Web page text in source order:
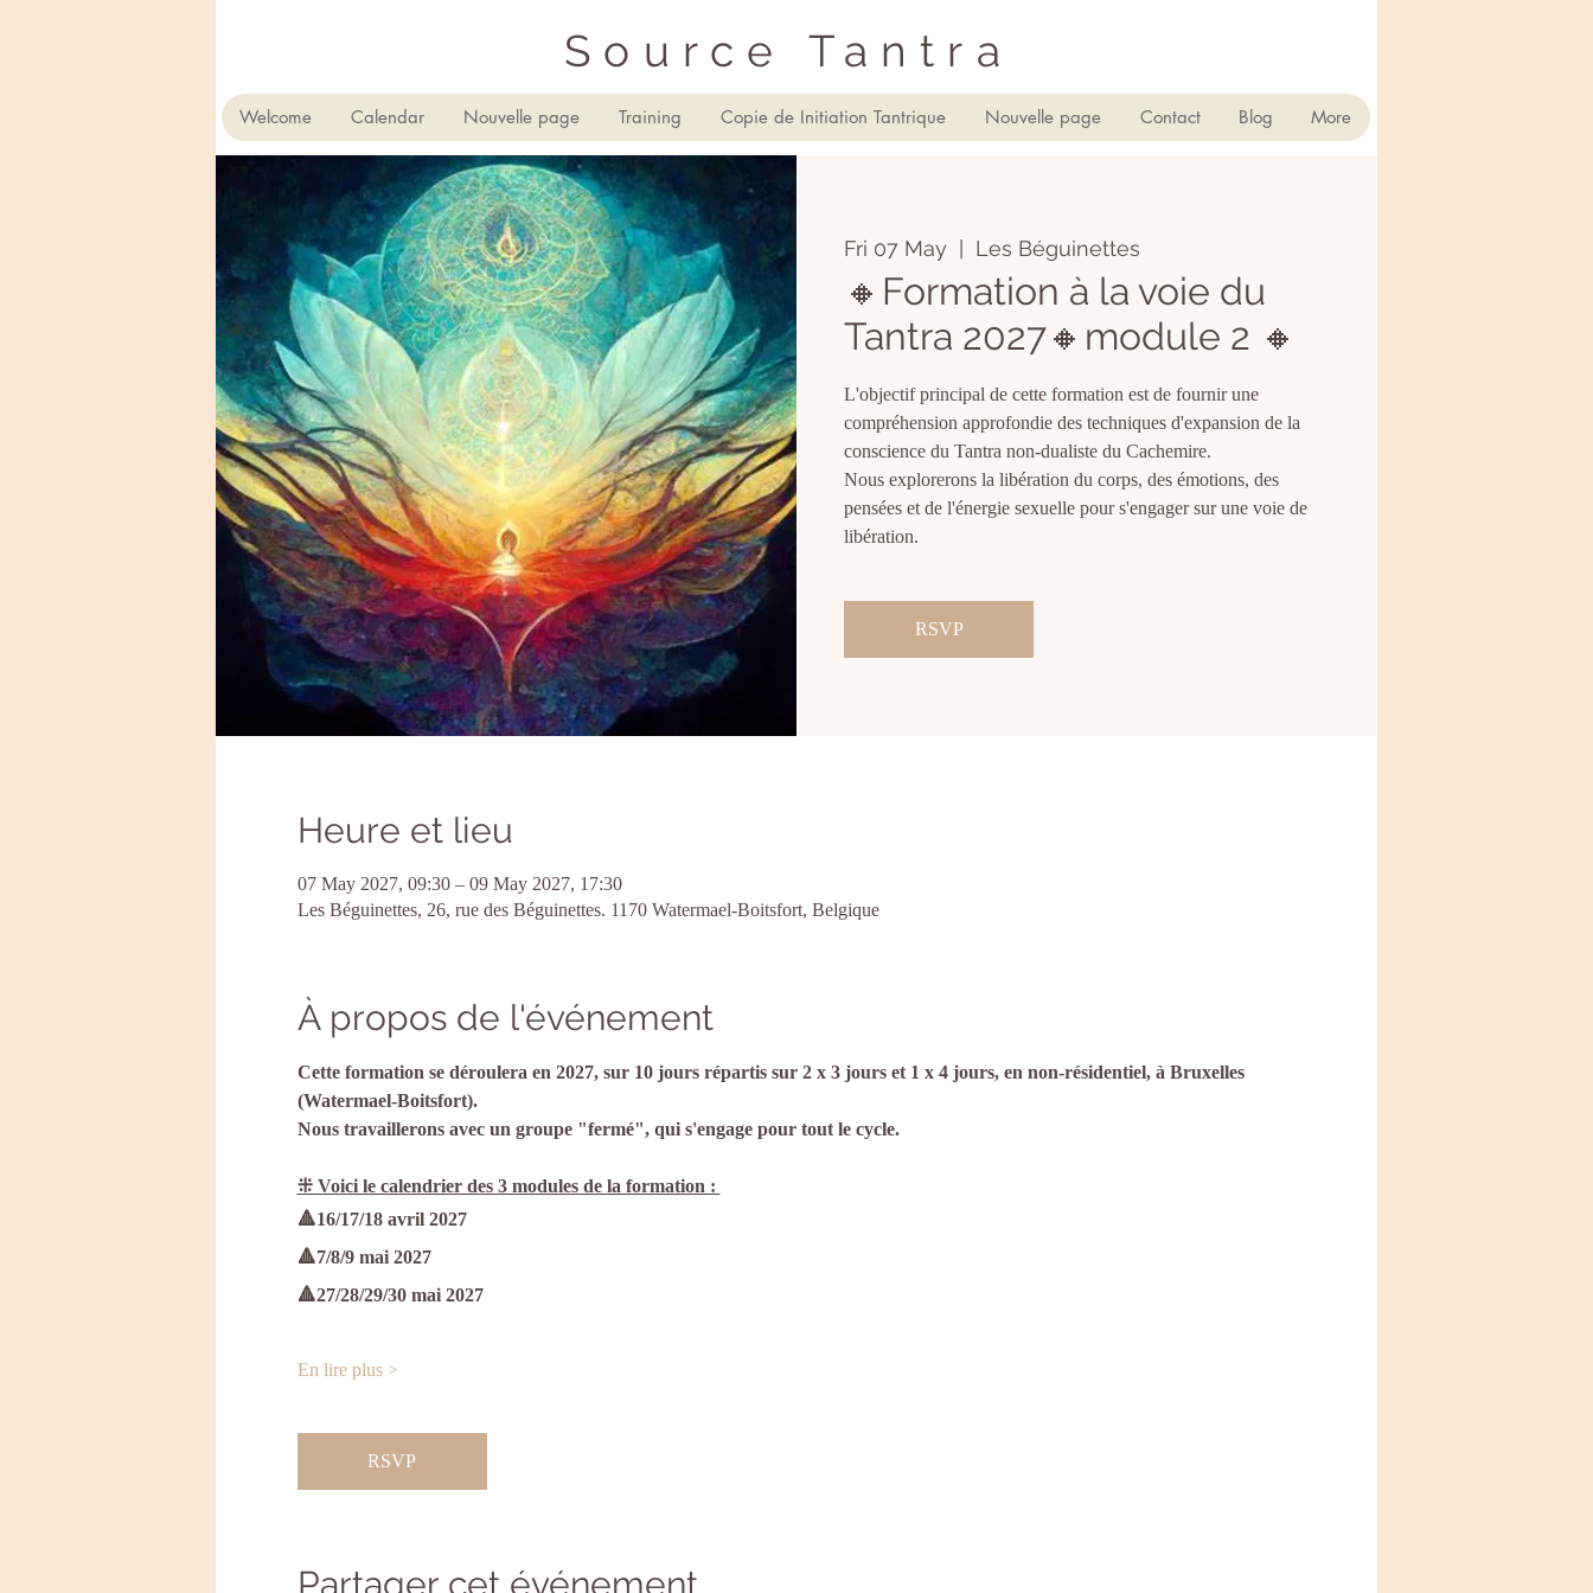
Source Tantra
Welcome Calendar Nouvelle page Training Copie de Initiation Tantrique Nouvelle page Contact Blog More
Fri 07 May Les Béguinettes
🔸Formation à la voie du
Tantra 2027🔸module 2 🔸
L'objectif principal de cette formation est de fournir une
compréhension approfondie des techniques d'expansion de la
conscience du Tantra non-dualiste du Cachemire.
Nous explorerons la libération du corps, des émotions, des
pensées et de l'énergie sexuelle pour s'engager sur une voie de
libération.
RSVP
Heure et lieu
07 May 2027, 09:30 – 09 May 2027, 17:30
Les Béguinettes, 26, rue des Béguinettes. 1170 Watermael-Boitsfort, Belgique
À propos de l'événement
Cette formation se déroulera en 2027, sur 10 jours répartis sur 2 x 3 jours et 1 x 4 jours, en non-résidentiel, à Bruxelles
(Watermael-Boitsfort).
Nous travaillerons avec un groupe "fermé", qui s'engage pour tout le cycle.
⁜ Voici le calendrier des 3 modules de la formation :
🔺16/17/18 avril 2027
🔺7/8/9 mai 2027
🔺27/28/29/30 mai 2027
En lire plus >
RSVP
Partager cet événement